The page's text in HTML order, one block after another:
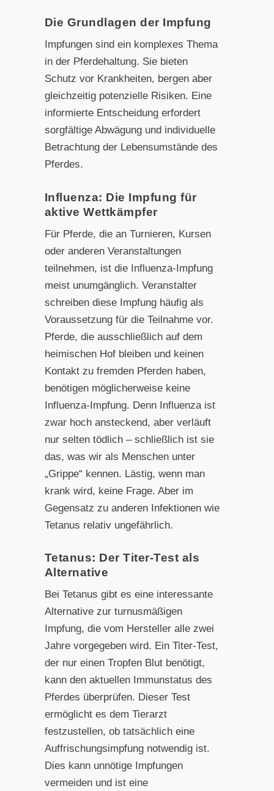
Die Grundlagen der Impfung
Impfungen sind ein komplexes Thema
in der Pferdehaltung. Sie bieten
Schutz vor Krankheiten, bergen aber
gleichzeitig potenzielle Risiken. Eine
informierte Entscheidung erfordert
sorgfältige Abwägung und individuelle
Betrachtung der Lebensumstände des
Pferdes.
Influenza: Die Impfung für
aktive Wettkämpfer
Für Pferde, die an Turnieren, Kursen
oder anderen Veranstaltungen
teilnehmen, ist die Influenza-Impfung
meist unumgänglich. Veranstalter
schreiben diese Impfung häufig als
Voraussetzung für die Teilnahme vor.
Pferde, die ausschließlich auf dem
heimischen Hof bleiben und keinen
Kontakt zu fremden Pferden haben,
benötigen möglicherweise keine
Influenza-Impfung. Denn Influenza ist
zwar hoch ansteckend, aber verläuft
nur selten tödlich – schließlich ist sie
das, was wir als Menschen unter
„Grippe“ kennen. Lästig, wenn man
krank wird, keine Frage. Aber im
Gegensatz zu anderen Infektionen wie
Tetanus relativ ungefährlich.
Tetanus: Der Titer-Test als
Alternative
Bei Tetanus gibt es eine interessante
Alternative zur turnusmäßigen
Impfung, die vom Hersteller alle zwei
Jahre vorgegeben wird. Ein Titer-Test,
der nur einen Tropfen Blut benötigt,
kann den aktuellen Immunstatus des
Pferdes überprüfen. Dieser Test
ermöglicht es dem Tierarzt
festzustellen, ob tatsächlich eine
Auffrischungsimpfung notwendig ist.
Dies kann unnötige Impfungen
vermeiden und ist eine